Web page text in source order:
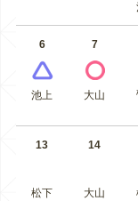
6
池上
7
大山
13
松下
14
大山